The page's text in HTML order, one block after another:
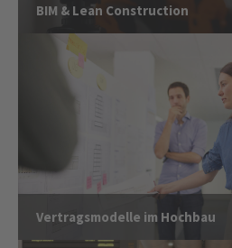
BIM & Lean Construction
Vertragsmodelle im Hochbau